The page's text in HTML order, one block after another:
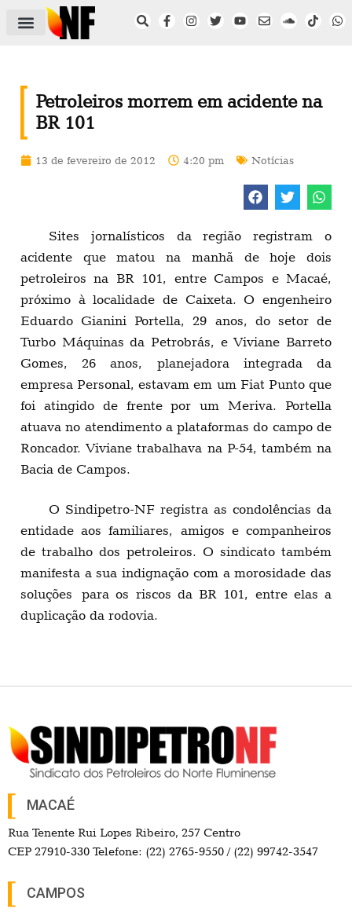
Petroleiros morrem em acidente na
BR 101
13 de fevereiro de 2012 4:20 pm Notícias
Sites jornalísticos da região registram o
acidente que matou na manhã de hoje dois
petroleiros na BR 101, entre Campos e Macaé,
próximo à localidade de Caixeta. O engenheiro
Eduardo Gianini Portella, 29 anos, do setor de
Turbo Máquinas da Petrobrás, e Viviane Barreto
Gomes, 26 anos, planejadora integrada da
empresa Personal, estavam em um Fiat Punto que
foi atingido de frente por um Meriva. Portella
atuava no atendimento a plataformas do campo de
Roncador. Viviane trabalhava na P-54, também na
Bacia de Campos.
O Sindipetro-NF registra as condolências da
entidade aos familiares, amigos e companheiros
de trabalho dos petroleiros. O sindicato também
manifesta a sua indignação com a morosidade das
soluções para os riscos da BR 101, entre elas a
duplicação da rodovia.
MACAÉ
Rua Tenente Rui Lopes Ribeiro, 257 Centro
CEP 27910-330 Telefone: (22) 2765-9550 / (22) 99742-3547
CAMPOS